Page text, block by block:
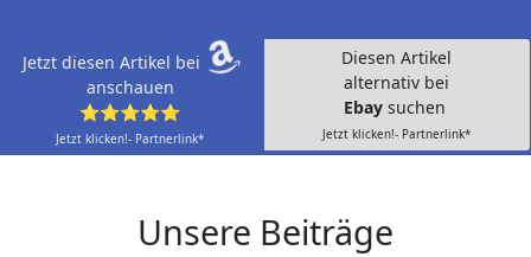
Jetzt diesen Artikel bei
anschauen
⭐⭐⭐⭐⭐
Jetzt klicken!- Partnerlink*
Diesen Artikel
alternativ bei
Ebay suchen
Jetzt klicken!- Partnerlink*
Unsere Beiträge